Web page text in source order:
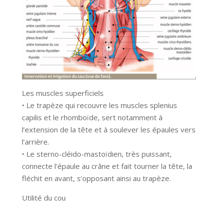
Les muscles superficiels
• Le trapèze qui recouvre les muscles splenius
capilis et le rhomboïde, sert notamment à
l’extension de la tête et à soulever les épaules vers
l’arrière.
• Le sterno-cléido-mastoïdien, très puissant,
connecte l’épaule au crâne et fait tourner la tête, la
fléchit en avant, s’opposant ainsi au trapèze.
Utilité du cou